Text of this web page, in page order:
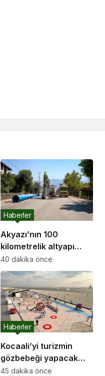
Akyazı’nın 100
kilometrelik altyapı
hattı için saha
çalışmaları başladı
Haberler
40 dakika önce
Kocaali’yi turizmin
gözbebeği yapacak
sahil projelerini ilk kez
Haberler
45 dakika önce